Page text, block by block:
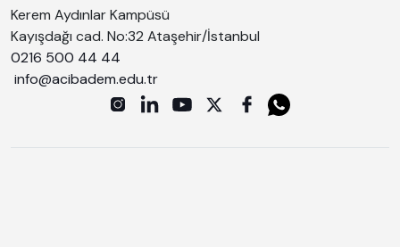
Kerem Aydınlar Kampüsü
Kayışdağı cad. No:32 Ataşehir/İstanbul
0216 500 44 44
info@acibadem.edu.tr